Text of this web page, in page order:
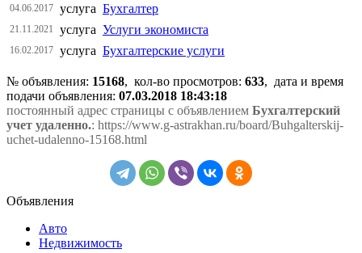
04.06.2017 услуга Бухгалтер
21.11.2021 услуга Услуги экономиста
16.02.2017 услуга Бухгалтерские услуги
№ объявления: 15168, кол-во просмотров: 633, дата и время
подачи объявления: 07.03.2018 18:43:18
постоянный адрес страницы с объявлением Бухгалтерский
учет удаленно.: https://www.g-astrakhan.ru/board/Buhgalterskij-
uchet-udalenno-15168.html
Объявления
Авто
Недвижимость